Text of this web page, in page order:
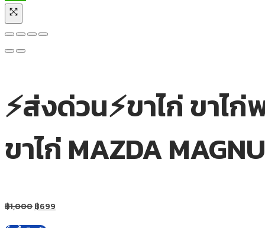
⚡ส่งด่วน⚡ขาไก่ ขา
ขาไก่ MAZDA
฿1,000฿699